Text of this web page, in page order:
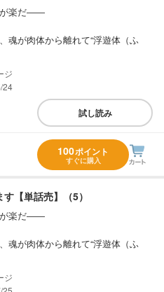
が楽だ――
魂が肉体から離れて“浮遊体（ふ
24
試し読み
100ポイント
すぐに購入
【単話売】（5）
が楽だ――
魂が肉体から離れて“浮遊体（ふ